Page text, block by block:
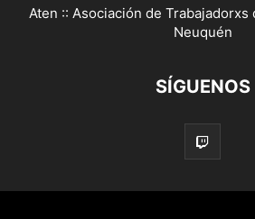
Aten :: Asociación de Trabajadorxs
Neuquén
SÍGUENOS